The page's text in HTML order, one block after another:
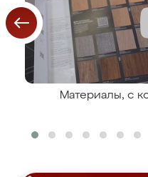
Материалы, с